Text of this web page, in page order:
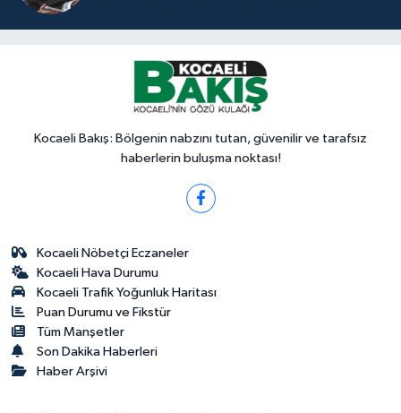
Kocaeli Bakış: Bölgenin nabzını tutan, güvenilir ve tarafsız
haberlerin buluşma noktası!
Kocaeli Nöbetçi Eczaneler
Kocaeli Hava Durumu
Kocaeli Trafik Yoğunluk Haritası
Puan Durumu ve Fikstür
Tüm Manşetler
Son Dakika Haberleri
Haber Arşivi